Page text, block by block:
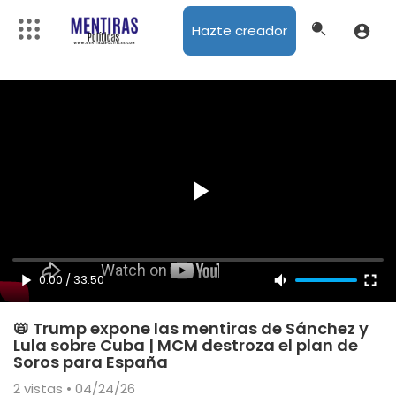
Hazte creador
0:00 /33:50
📛 Trump expone las mentiras de Sánchez y
Lula sobre Cuba | MCM destroza el plan de
Soros para España
2vistas • 04/24/26